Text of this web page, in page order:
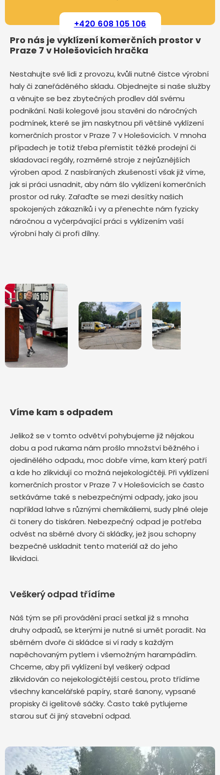
+420 608 105 106
Pro nás je vyklízení komerčních prostor v
Praze 7 v Holešovicích hračka
Nestahujte své lidi z provozu, kvůli nutné čistce výrobní
haly či zaneřáděného skladu. Objednejte si naše služby
a věnujte se bez zbytečných prodlev dál svému
podnikání. Naši kolegové jsou stavěni do náročných
podmínek, které se jim naskytnou při většině vyklízení
komerčních prostor v Praze 7 v Holešovicích. V mnoha
případech je totiž třeba přemístit těžké prodejní či
skladovací regály, rozměrné stroje z nejrůznějších
výroben apod. Z nasbíraných zkušeností však již víme,
jak si práci usnadnit, aby nám šlo vyklízení komerčních
prostor od ruky. Zařaďte se mezi desítky našich
spokojených zákazníků i vy a přenechte nám fyzicky
náročnou a vyčerpávající práci s vyklízením vaší
výrobní haly či profi dílny.
Víme kam s odpadem
Jelikož se v tomto odvětví pohybujeme již nějakou
dobu a pod rukama nám prošlo množství běžného i
ojedinělého odpadu, moc dobře víme, kam který patří
a kde ho zlikvidují co možná nejekologičtěji. Při vyklízení
komerčních prostor v Praze 7 v Holešovicích se často
setkáváme také s nebezpečnými odpady, jako jsou
například lahve s různými chemikáliemi, sudy plné oleje
či tonery do tiskáren. Nebezpečný odpad je potřeba
odvést na sběrné dvory či skládky, jež jsou schopny
bezpečně uskladnit tento materiál až do jeho
likvidaci.
Veškerý odpad třídíme
Náš tým se při provádění prací setkal již s mnoha
druhy odpadů, se kterými je nutné si umět poradit. Na
sběrném dvoře či skládce si ví rady s každým
napěchovaným pytlem i všemožným harampádím.
Chceme, aby při vyklízení byl veškerý odpad
zlikvidován co nejekologičtější cestou, proto třídíme
všechny kancelářské papíry, staré šanony, vypsané
propisky či igelitové sáčky. Často také pytlujeme
starou suť či jiný stavební odpad.